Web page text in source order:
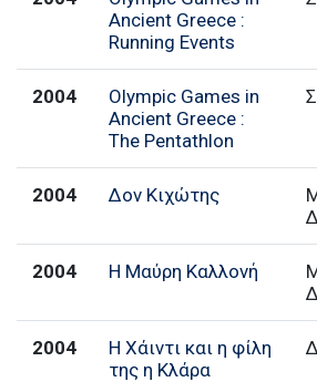
Ancient Greece :
Running Events
2004
Olympic Games in
Ancient Greece :
The Pentathlon
2004 Δον Κιχώτης
2004 Η Μαύρη Καλλονή
2004
Η Χάιντι και η φίλη
της η Κλάρα